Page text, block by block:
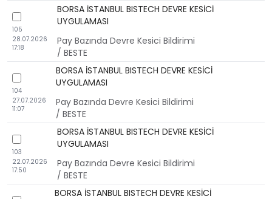
checkbox
105
28.07.2026
17:18
BORSA İSTANBUL BISTECH DEVRE KESİCİ
UYGULAMASI
Pay Bazında Devre Kesici Bildirimi
/ BESTE
checkbox
104
27.07.2026
11:07
BORSA İSTANBUL BISTECH DEVRE KESİCİ
UYGULAMASI
Pay Bazında Devre Kesici Bildirimi
/ BESTE
checkbox
103
22.07.2026
17:50
BORSA İSTANBUL BISTECH DEVRE KESİCİ
UYGULAMASI
Pay Bazında Devre Kesici Bildirimi
/ BESTE
BORSA İSTANBUL BISTECH DEVRE KESİCİ